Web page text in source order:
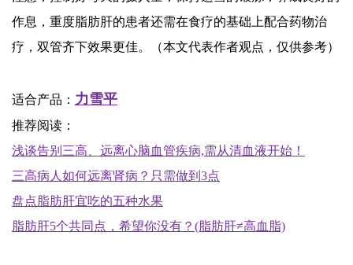
作息，重度脂肪肝的患者还需在食疗的基础上配合药物治
疗，双管齐下效果更佳。（本文代表作者观点，仅供参考）
适合产品： 力雪平
推荐阅读：
浅谈告别三高、远离心脑血管疾病,需从清血液开始！
三高病人如何远离肾病？只需做到3点
盘点脂肪肝宜吃的五种水果
脂肪肝5个共同点，希望你没有？(脂肪肝≠高血脂)